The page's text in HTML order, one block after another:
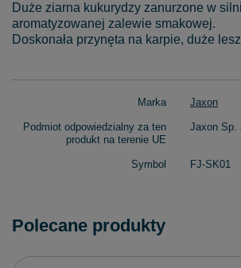
Duże ziarna kukurydzy zanurzone w
aromatyzowanej zalewie smakowej.
Doskonała przynęta na karpie, duże
Marka Jaxon
Podmiot odpowiedzialny za ten
produkt na terenie UE
Jaxon Sp.
Symbol FJ-SK01
Polecane produkty